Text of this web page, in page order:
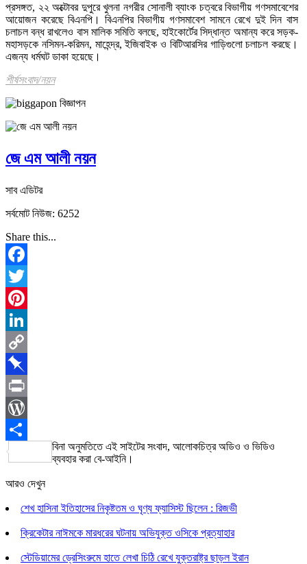
প্রসঙ্গত, ২২ অক্টোবর দুপুরে খুলনা নগরীর সোনালী ব্যাংক চত্বরে বিভাগীয় গণসমাবেশের
আয়োজন করেছে বিএনপি। বিএনপির বিভাগীয় গণসমাবেশ সামনে রেখে দুই দিন বাস
চলাচল বন্ধ রাখলেও বাস মালিক সমিতি বলছে, হাইকোর্টের সিদ্ধান্ত অমান্য করে সড়ক-
মহাসড়কে নসিমন-করিমন, মাহেন্দ্র, ইজিবাইক ও বিটিআরসির গাড়িগুলো চলাচল করছে।
এজন্য ধর্মঘট ডাকা হয়েছে।
শীর্ষসংবাদ/নয়ন
জে এম আলী নয়ন
সাব এডিটর
সর্বমোট নিউজ: 6252
Share this...
Facebook
Twitter
Pinterest
LinkedIn
Copy
Link
Pinboard
Print
WordPress
Share
বিনা অনুমতিতে এই সাইটের সংবাদ, আলোকচিত্র অডিও ও ভিডিও
ব্যবহার করা বে-আইনি।
আরও দেখুন
শেখ হাসিনা ইতিহাসের নিকৃষ্টতম ও ঘৃণ্য ফ্যাসিস্ট ছিলেন : রিজভী
ক্রিকেটার নাঈমকে মারধরের ঘটনায় অভিযুক্ত ওসিকে প্রত্যাহার
স্টেডিয়ামের ড্রেসিংরুমে হাতে লেখা চিঠি রেখে যুক্তরাষ্ট্র ছাড়ল ইরান